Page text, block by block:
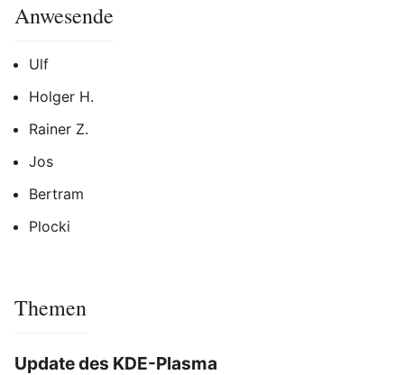
Anwesende
Ulf
Holger H.
Rainer Z.
Jos
Bertram
Plocki
Themen
Update des KDE-Plasma